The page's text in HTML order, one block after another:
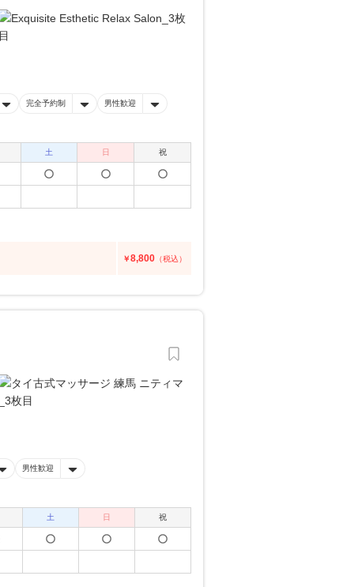
完全予約制 男性歓迎
土 日 祝
￥8,800 （税込）
男性歓迎
土 日 祝